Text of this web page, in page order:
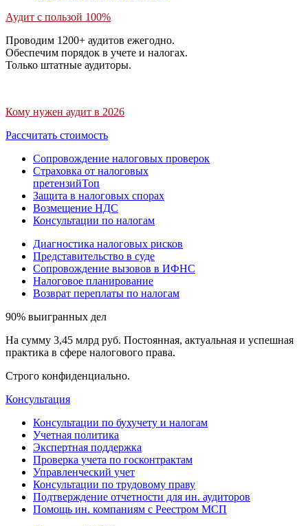
Аудит с пользой 100%
Проводим 1200+ аудитов ежегодно.
Обеспечим порядок в учете и налогах.
Только штатные аудиторы.
Кому нужен аудит в 2026
Рассчитать стоимость
Сопровождение налоговых проверок
Страховка от налоговых
претензийТоп
Защита в налоговых спорах
Возмещение НДС
Консультации по налогам
Диагностика налоговых рисков
Представительство в суде
Сопровождение вызовов в ИФНС
Налоговое планирование
Возврат переплаты по налогам
90% выигранных дел
На сумму 3,45 млрд руб. Постоянная, актуальная и успешная
практика в сфере налогового права.
Строго конфиденциально.
Консультация
Консультации по бухучету и налогам
Учетная политика
Экспертная поддержка
Проверка учета по госконтрактам
Управленческий учет
Консультации по трудовому праву
Подтверждение отчетности для ин. аудиторов
Помощь ин. компаниям с Реестром МСП